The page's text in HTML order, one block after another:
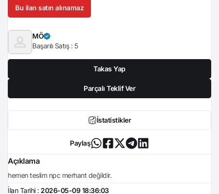
Bu ilan satın alınamaz
MÖ
Başarılı Satış : 5
Takas Yap
Parçalı Teklif Ver
İstatistikler
Paylaş
Açıklama
hemen teslim npc merhant değildir.
İlan Tarihi : 2026-05-09 18:36:03